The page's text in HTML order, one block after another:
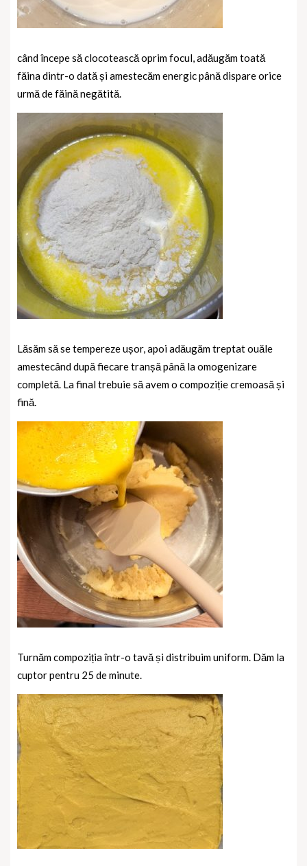
când începe să clocotească oprim focul, adăugăm toată
făina dintr-o dată și amestecăm energic până dispare orice
urmă de făină negătită.
Lăsăm să se tempereze ușor, apoi adăugăm treptat ouăle
amestecând după fiecare tranșă până la omogenizare
completă. La final trebuie să avem o compoziție cremoasă și
fină.
Turnăm compoziția într-o tavă și distribuim uniform. Dăm la
cuptor pentru 25 de minute.